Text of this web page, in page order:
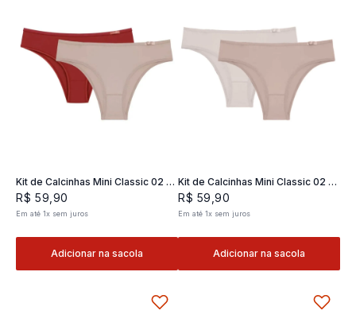
Kit de Calcinhas Mini Classic 02 -
2 und
R$ 59 90
Em até1x sem juros
Adicionar na sacola
Kit de Calcinhas Mini Classic 02 -
2 und
R$ 59 ,90
Em até 1x sem juros
Adicionar na sacola